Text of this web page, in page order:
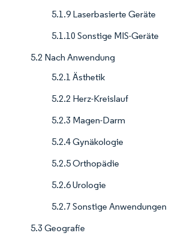
5.1.9 Laserbasierte Geräte
5.1.10 Sonstige MIS-Geräte
5.2 Nach Anwendung
5.2.1 Ästhetik
5.2.2 Herz-Kreislauf
5.2.3 Magen-Darm
5.2.4 Gynäkologie
5.2.5 Orthopädie
5.2.6 Urologie
5.2.7 Sonstige Anwendungen
5.3 Geografie